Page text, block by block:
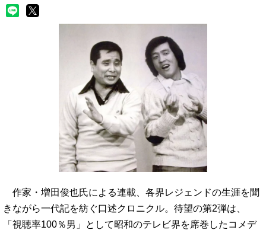
作家・増田俊也氏による連載、各界レジェンドの生涯を聞
きながら一代記を紡ぐ口述クロニクル。待望の第2弾は、
「視聴率100％男」として昭和のテレビ界を席巻したコメデ